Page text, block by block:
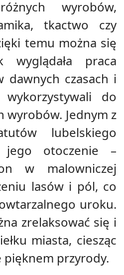
wyrobów,
tkactwo czy
temu można się
wyglądała praca
dawnych czasach i
wykorzystywali do
wyrobów. Jednym z
lubelskiego
jego otoczenie –
w malowniczej
lasów i pól, co
uroku.
zrelaksować się i
miasta, ciesząc
pięknem przyrody.